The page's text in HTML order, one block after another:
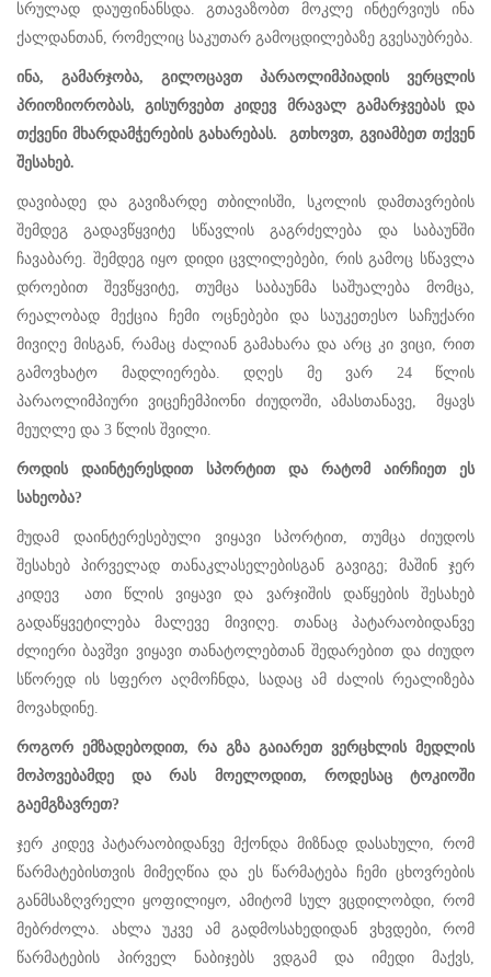
სრულად დაუფინანსდა. გთავაზობთ მოკლე ინტერვიუს ინა
ქალდანთან, რომელიც საკუთარ გამოცდილებაზე გვესაუბრება.
ინა, გამარჯობა, გილოცავთ პარაოლიმპიადის ვერცლის
პრიოზიორობას, გისურვებთ კიდევ მრავალ გამარჯვებას და
თქვენი მხარდამჭერების გახარებას. გთხოვთ, გვიამბეთ თქვენ
შესახებ.
დავიბადე და გავიზარდე თბილისში, სკოლის დამთავრების
შემდეგ გადავწყვიტე სწავლის გაგრძელება და საბაუნში
ჩავაბარე. შემდეგ იყო დიდი ცვლილებები, რის გამოც სწავლა
დროებით შევწყვიტე, თუმცა საბაუნმა საშუალება მომცა,
რეალობად მექცია ჩემი ოცნებები და საუკეთესო საჩუქარი
მივიღე მისგან, რამაც ძალიან გამახარა და არც კი ვიცი, რით
გამოვხატო მადლიერება. დღეს მე ვარ 24 წლის
პარაოლიმპიური ვიცეჩემპიონი ძიუდოში, ამასთანავე, მყავს
მეუღლე და 3 წლის შვილი.
როდის დაინტერესდით სპორტით და რატომ აირჩიეთ ეს
სახეობა?
მუდამ დაინტერესებული ვიყავი სპორტით, თუმცა ძიუდოს
შესახებ პირველად თანაკლასელებისგან გავიგე; მაშინ ჯერ
კიდევ ათი წლის ვიყავი და ვარჯიშის დაწყების შესახებ
გადაწყვეტილება მალევე მივიღე. თანაც პატარაობიდანვე
ძლიერი ბავშვი ვიყავი თანატოლებთან შედარებით და ძიუდო
სწორედ ის სფერო აღმოჩნდა, სადაც ამ ძალის რეალიზება
მოვახდინე.
როგორ ემზადებოდით, რა გზა გაიარეთ ვერცხლის მედლის
მოპოვებამდე და რას მოელოდით, როდესაც ტოკიოში
გაემგზავრეთ?
ჯერ კიდევ პატარაობიდანვე მქონდა მიზნად დასახული, რომ
წარმატებისთვის მიმეღწია და ეს წარმატება ჩემი ცხოვრების
განმსაზღვრელი ყოფილიყო, ამიტომ სულ ვცდილობდი, რომ
მებრძოლა. ახლა უკვე ამ გადმოსახედიდან ვხვდები, რომ
წარმატების პირველ ნაბიჯებს ვდგამ და იმედი მაქვს,